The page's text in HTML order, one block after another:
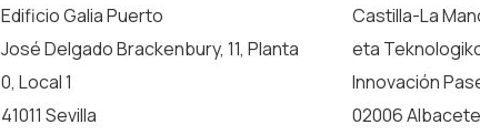
Edificio Galia Puerto
José Delgado Brackenbury, 11, Planta
0, Local 1
41011 Sevilla
Castilla-La
eta
Innovación
02006 Albacete